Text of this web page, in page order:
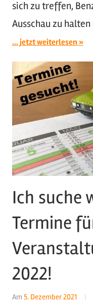
sich zu treffen,
Ausschau zu
... jetzt weiterlesen
Ich suche
Termine
2022!
Am 5. Dezember 2021